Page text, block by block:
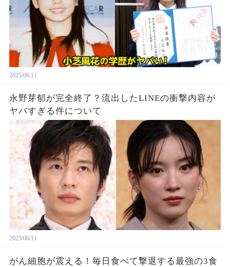
2025/06/11
永野芽郁が完全終了？流出したLINEの衝撃内容が
ヤバすぎる件について
2025/06/11
がん細胞が震える！毎日食べて撃退する最強の3食